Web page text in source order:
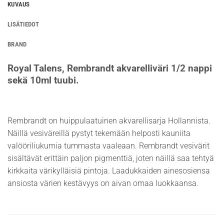
KUVAUS
LISÄTIEDOT
BRAND
Royal Talens, Rembrandt akvarelliväri 1/2 nappi
sekä 10ml tuubi.
Rembrandt on huippulaatuinen akvarellisarja Hollannista.
Näillä vesiväreillä pystyt tekemään helposti kauniita
valööriliukumia tummasta vaaleaan. Rembrandt vesivärit
sisältävät erittäin paljon pigmenttiä, joten näillä saa tehtyä
kirkkaita värikylläisiä pintoja. Laadukkaiden ainesosiensa
ansiosta värien kestävyys on aivan omaa luokkaansa.